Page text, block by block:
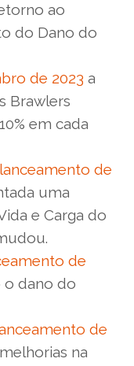
ao
do Dano do
de 2023 a
Brawlers
em cada
de
uma
e Carga do
de
o dano do
de
na